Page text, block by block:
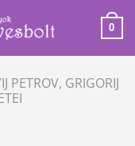
0
PETROV, GRIGORIJ